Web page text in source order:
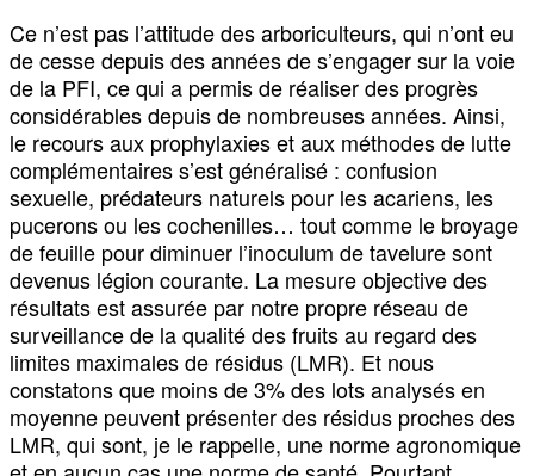
Ce n’est pas l’attitude des arboriculteurs, qui n’ont eu
de cesse depuis des années de s’engager sur la voie
de la PFI, ce qui a permis de réaliser des progrès
considérables depuis de nombreuses années. Ainsi,
le recours aux prophylaxies et aux méthodes de lutte
complémentaires s’est généralisé : confusion
sexuelle, prédateurs naturels pour les acariens, les
pucerons ou les cochenilles… tout comme le broyage
de feuille pour diminuer l’inoculum de tavelure sont
devenus légion courante. La mesure objective des
résultats est assurée par notre propre réseau de
surveillance de la qualité des fruits au regard des
limites maximales de résidus (LMR). Et nous
constatons que moins de 3% des lots analysés en
moyenne peuvent présenter des résidus proches des
LMR, qui sont, je le rappelle, une norme agronomique